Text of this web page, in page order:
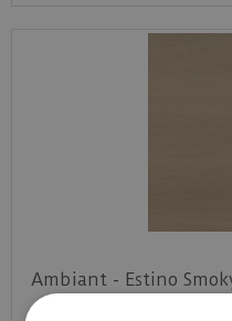
Ambiant - Estino